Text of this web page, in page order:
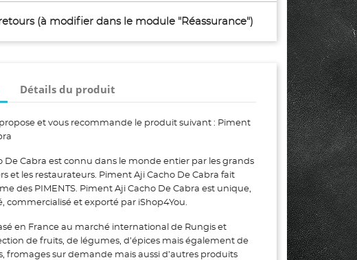
(à modifier dans le module "Réassurance")
Détails du produit
et vous recommande le produit suivant : Piment
De Cabra est connu dans le monde entier par les grands
et les restaurateurs. Piment Aji Cacho De Cabra fait
des PIMENTS. Piment Aji Cacho De Cabra est unique,
commercialisé et exporté par iShop4You.
en France au marché international de Rungis et
de fruits, de légumes, d’épices mais également de
fromages sur demande mais aussi d’autres produits